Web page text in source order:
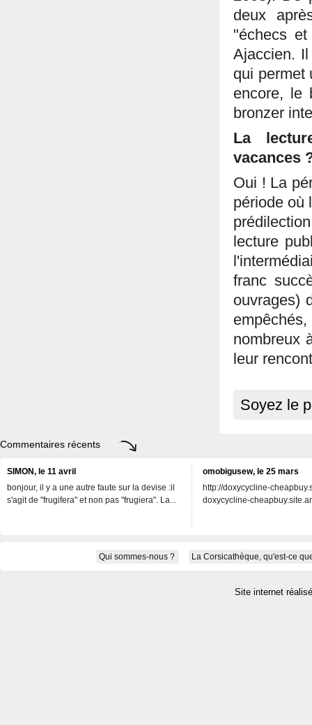
deux
"échecs
Ajaccien.
qui permet
encore, le
bronzer
La
vacances
Oui ! La
période où
lecture
franc
ouvrages)
nombreux
leur
Soyez le
Commentaires récents
SIMON, le 11 avril
bonjour, il y a une autre faute sur la devise :il
s'agit de "frugifera" et non pas "frugiera". La...
omobigusew, le 25 mars
http://doxycycline-
doxycycline-
Qui sommes-nous ? La Corsicathèque, qu'est-ce
Site internet